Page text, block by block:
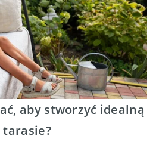
aby stworzyć idealną